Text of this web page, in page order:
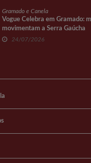
Gramado e Canela
Vogue Celebra em Gramado:
movimentam a Serra Gaúcha
24/07/2026